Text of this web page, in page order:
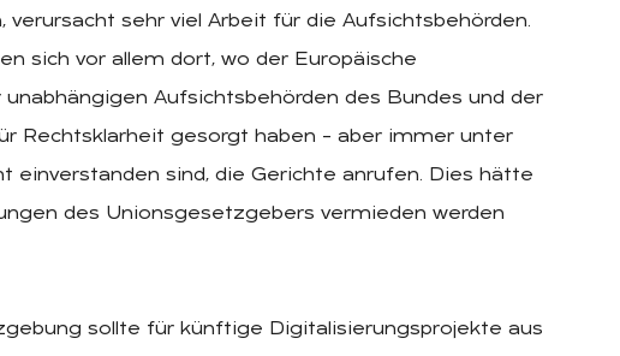
sehr viel Arbeit für die Aufsichtsbehörden.
sich vor allem dort, wo der Europäische
Aufsichtsbehörden des Bundes und der
Rechtsklarheit gesorgt haben – aber immer unter
einverstanden sind, die Gerichte anrufen. Dies hätte
des Unionsgesetzgebers vermieden werden
sollte für künftige Digitalisierungsprojekte aus